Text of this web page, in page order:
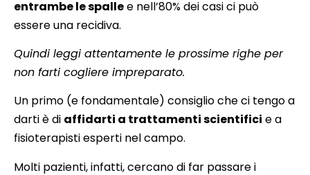
entrambe le spallee nell’80% dei casi ci può
essere una recidiva.
Quindi leggi attentamente le prossime righe per
non farti cogliere impreparato.
Un primo (e fondamentale) consiglio che ci tengo a
darti è di affidarti a trattamenti scientifici e a
fisioterapisti esperti nel campo.
Molti pazienti, infatti, cercano di far passare i